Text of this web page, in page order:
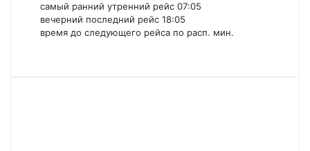
самый ранний утренний рейс 07:05
вечерний последний рейс 18:05
время до следующего рейса по расп. мин.